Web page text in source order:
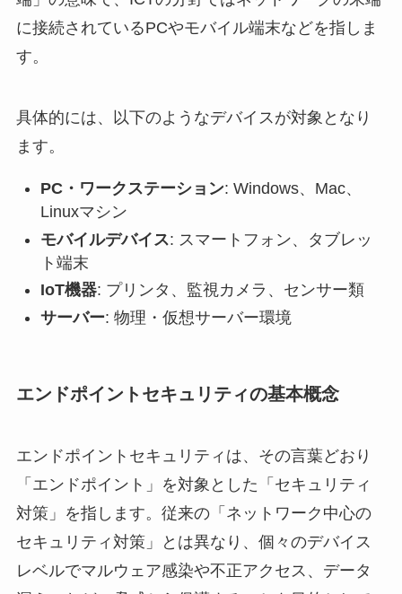
に接続されているPCやモバイル端末などを指しま
す。
具体的には、以下のようなデバイスが対象となり
ます。
PC・ワークステーション: Windows、Mac、
Linuxマシン
モバイルデバイス: スマートフォン、タブレッ
ト端末
IoT機器: プリンタ、監視カメラ、センサー類
サーバー: 物理・仮想サーバー環境
エンドポイントセキュリティの基本概念
エンドポイントセキュリティは、その言葉どおり
「エンドポイント」を対象とした「セキュリティ
対策」を指します。従来の「ネットワーク中心の
セキュリティ対策」とは異なり、個々のデバイス
レベルでマルウェア感染や不正アクセス、データ